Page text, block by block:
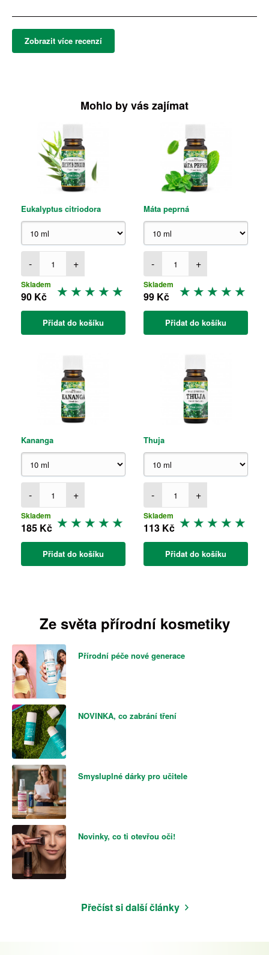
Zobrazit více recenzí
Mohlo by vás zajímat
Eukalyptus citriodora
- +
Skladem
90 Kč
Přidat do košíku
Máta peprná
- +
Skladem
99 Kč
Přidat do košíku
Kananga
- +
Skladem
185 Kč
Přidat do košíku
Thuja
- +
Skladem
113 Kč
Přidat do košíku
Ze světa přírodní kosmetiky
Přírodní péče nové generace
NOVINKA, co zabrání tření
Smysluplné dárky pro učitele
Novinky, co ti otevřou oči!
Přečíst si další články